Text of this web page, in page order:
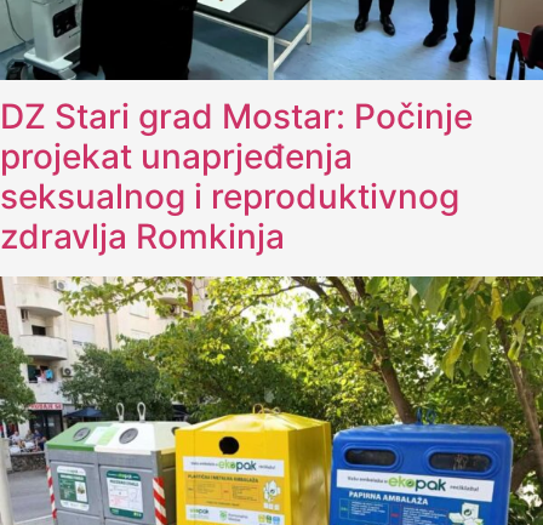
DZ Stari grad Mostar: Počinje
projekat unaprjeđenja
seksualnog i reproduktivnog
zdravlja Romkinja